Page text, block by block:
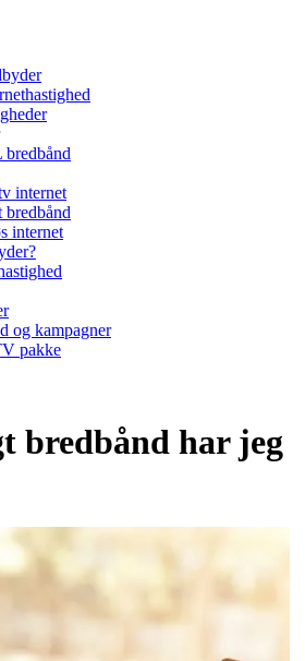
internet
internet
og kampagner
pakke
bredbånd har jeg